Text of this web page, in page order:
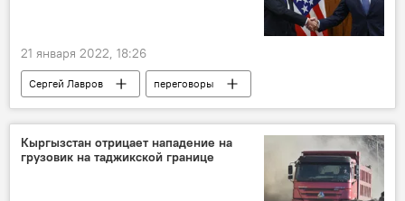
21 января 2022, 18:26
Сергей Лавров
переговоры
Энтони Блинкен
Мир
Политика
США
Россия
Кыргызстан отрицает нападение на
грузовик на таджикской границе